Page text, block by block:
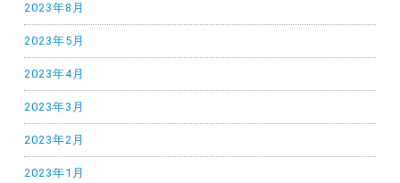
2023年8月
2023年5月
2023年4月
2023年3月
2023年2月
2023年1月